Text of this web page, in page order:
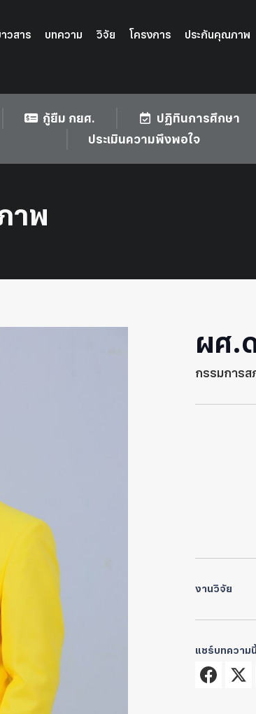
วสาร บทความ วิจัย โครงการ ประกันคุณภาพ
กู้ยืม กยศ. ปฏิทินการศึกษา
ประเมินความพึงพอใจ
าพ
ผศ.
กรรมการส
งานวิจัย
แชร์บทความนี้